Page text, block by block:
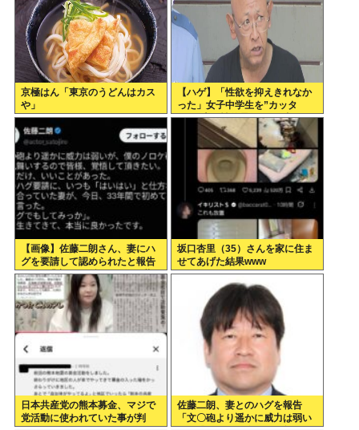
京極はん「東京のうどんはカス
や」
【ハゲ】「性欲を抑えきれなか
った」女子中学生を”カッタ
ー”で脅し性的暴行か 56歳の男
逮捕 千葉
【画像】佐藤二朗さん、妻にハ
グを要請して認められたと報告
→X民「妻には確認するのに共
演者にはなぜアドリブなの？」
坂口杏里（35）さんを家に住ま
せてあげた結果www
日本共産党の熊本募金、マジで
党活動に使われていた事が判
佐藤二朗、妻とのハグを報告
「文〇砲より遥かに威力は弱い